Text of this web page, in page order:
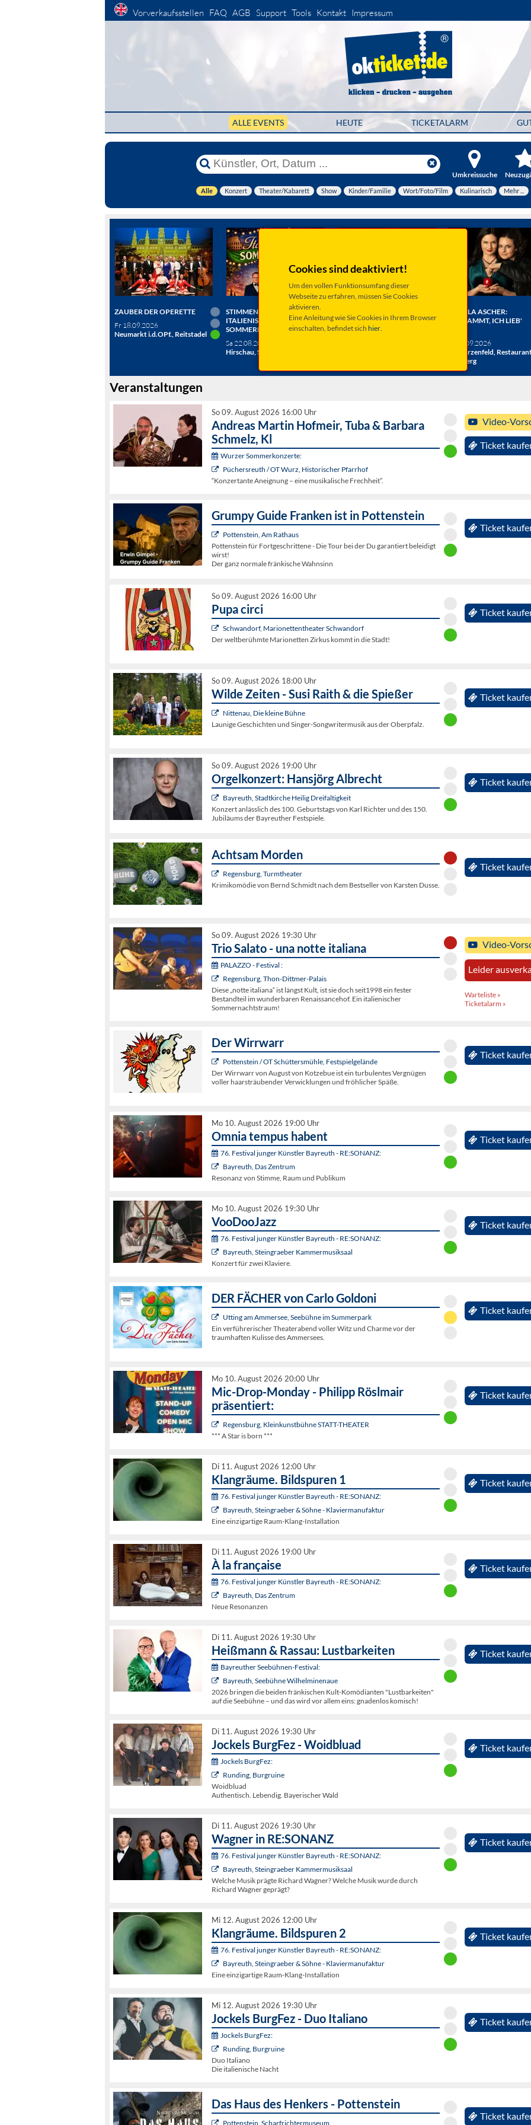
Vorverkaufsstellen FAQ AGB Support Tools Kontakt Impressum
ALLE EVENTS HEUTE TICKETALARM
Umkreissuche
Alle Konzert Theater/Kabarett Show Kinder/Familie Wort/Foto/Film Kulinarisch Mehr ...
Cookies sind deaktiviert!
Um den vollen Funktionsumfang dieser
Webseite zu erfahren, müssen Sie Cookies
aktivieren.
Eine Anleitung wie Sie Cookies in Ihrem Browser
einschalten, befindet sich hier.
ZAUBER DER OPERETTE
Fr 18.09.2026
Neumarkt i.d.OPf., Reitstadel
STIMMEN DER BERGE:
ITALIENISCHE
SOMMERNACHT
Sa 22.08.2026
Hirschau, Schlosshof
DAS JUBILÄUMSKONZERT
verschiedene Termine
ANGELA ASCHER:
VERDAMMT, ICH LIEB'
Sa 19.09.2026
Schwarzenfeld,
Miesberg
Veranstaltungen
So 09. August 2026 16:00 Uhr
Andreas Martin Hofmeir, Tuba & Barbara
Schmelz, Kl
Wurzer Sommerkonzerte:
Püchersreuth / OT Wurz, Historischer Pfarrhof
“Konzertante Aneignung – eine musikalische Frechheit”.
Video-
Ticket
Grumpy Guide Franken ist in Pottenstein
Pottenstein, Am Rathaus
Pottenstein für Fortgeschrittene - Die Tour bei der Du garantiert beleidigt
wirst!
Der ganz normale fränkische Wahnsinn
Ticket
So 09. August 2026 16:00 Uhr
Pupa circi
Schwandorf, Marionettentheater Schwandorf
Der weltberühmte Marionetten Zirkus kommt in die Stadt!
Ticket
So 09. August 2026 18:00 Uhr
Wilde Zeiten - Susi Raith & die Spießer
Nittenau, Die kleine Bühne
Launige Geschichten und Singer-Songwritermusik aus der Oberpfalz.
Ticket
So 09. August 2026 19:00 Uhr
Orgelkonzert: Hansjörg Albrecht
Bayreuth, Stadtkirche Heilig Dreifaltigkeit
Konzert anlässlich des 100. Geburtstags von Karl Richter und des 150.
Jubiläums der Bayreuther Festspiele.
Ticket
Achtsam Morden
Regensburg, Turmtheater
Krimikomödie von Bernd Schmidt nach dem Bestseller von Karsten Dusse.
Ticket
So 09. August 2026 19:30 Uhr
Trio Salato - una notte italiana
PALAZZO - Festival :
Regensburg, Thon-Dittmer-Palais
Diese „notte italiana“ ist längst Kult, ist sie doch seit1998 ein fester
Bestandteil im wunderbaren Renaissancehof. Ein italienischer
Sommernachtstraum!
Video-
Leider
Warteliste »
Ticketalarm »
Der Wirrwarr
Pottenstein / OT Schüttersmühle, Festspielgelände
Der Wirrwarr von August von Kotzebue ist ein turbulentes Vergnügen
voller haarsträubender Verwicklungen und fröhlicher Späße.
Ticket
Mo 10. August 2026 19:00 Uhr
Omnia tempus habent
76. Festival junger Künstler Bayreuth - RE:SONANZ:
Bayreuth, Das Zentrum
Resonanz von Stimme, Raum und Publikum
Ticket
Mo 10. August 2026 19:30 Uhr
VooDooJazz
76. Festival junger Künstler Bayreuth - RE:SONANZ:
Bayreuth, Steingraeber Kammermusiksaal
Konzert für zwei Klaviere.
Ticket
DER FÄCHER von Carlo Goldoni
Utting am Ammersee, Seebühne im Summerpark
Ein verführerischer Theaterabend voller Witz und Charme vor der
traumhaften Kulisse des Ammersees.
Ticket
Mo 10. August 2026 20:00 Uhr
Mic-Drop-Monday - Philipp Röslmair
präsentiert:
Regensburg, Kleinkunstbühne STATT-THEATER
*** A Star is born ***
Ticket
Di 11. August 2026 12:00 Uhr
Klangräume. Bildspuren 1
76. Festival junger Künstler Bayreuth - RE:SONANZ:
Bayreuth, Steingraeber & Söhne - Klaviermanufaktur
Eine einzigartige Raum-Klang-Installation
Ticket
Di 11. August 2026 19:00 Uhr
À la française
76. Festival junger Künstler Bayreuth - RE:SONANZ:
Bayreuth, Das Zentrum
Neue Resonanzen
Ticket
Di 11. August 2026 19:30 Uhr
Heißmann & Rassau: Lustbarkeiten
Bayreuther Seebühnen-Festival:
Bayreuth, Seebühne Wilhelminenaue
2026 bringen die beiden fränkischen Kult-Komödianten "Lustbarkeiten"
auf die Seebühne – und das wird vor allem eins: gnadenlos komisch!
Ticket
Di 11. August 2026 19:30 Uhr
Jockels BurgFez - Woidbluad
Jockels BurgFez:
Runding, Burgruine
Woidbluad
Authentisch. Lebendig. Bayerischer Wald
Ticket
Di 11. August 2026 19:30 Uhr
Wagner in RE:SONANZ
76. Festival junger Künstler Bayreuth - RE:SONANZ:
Bayreuth, Steingraeber Kammermusiksaal
Welche Musik prägte Richard Wagner? Welche Musik wurde durch
Richard Wagner geprägt?
Ticket
Mi 12. August 2026 12:00 Uhr
Klangräume. Bildspuren 2
76. Festival junger Künstler Bayreuth - RE:SONANZ:
Bayreuth, Steingraeber & Söhne - Klaviermanufaktur
Eine einzigartige Raum-Klang-Installation
Ticket
Mi 12. August 2026 19:30 Uhr
Jockels BurgFez - Duo Italiano
Jockels BurgFez:
Runding, Burgruine
Duo Italiano
Die italienische Nacht
Ticket
Das Haus des Henkers - Pottenstein
Pottenstein, Scharfrichtermuseum
Ticket